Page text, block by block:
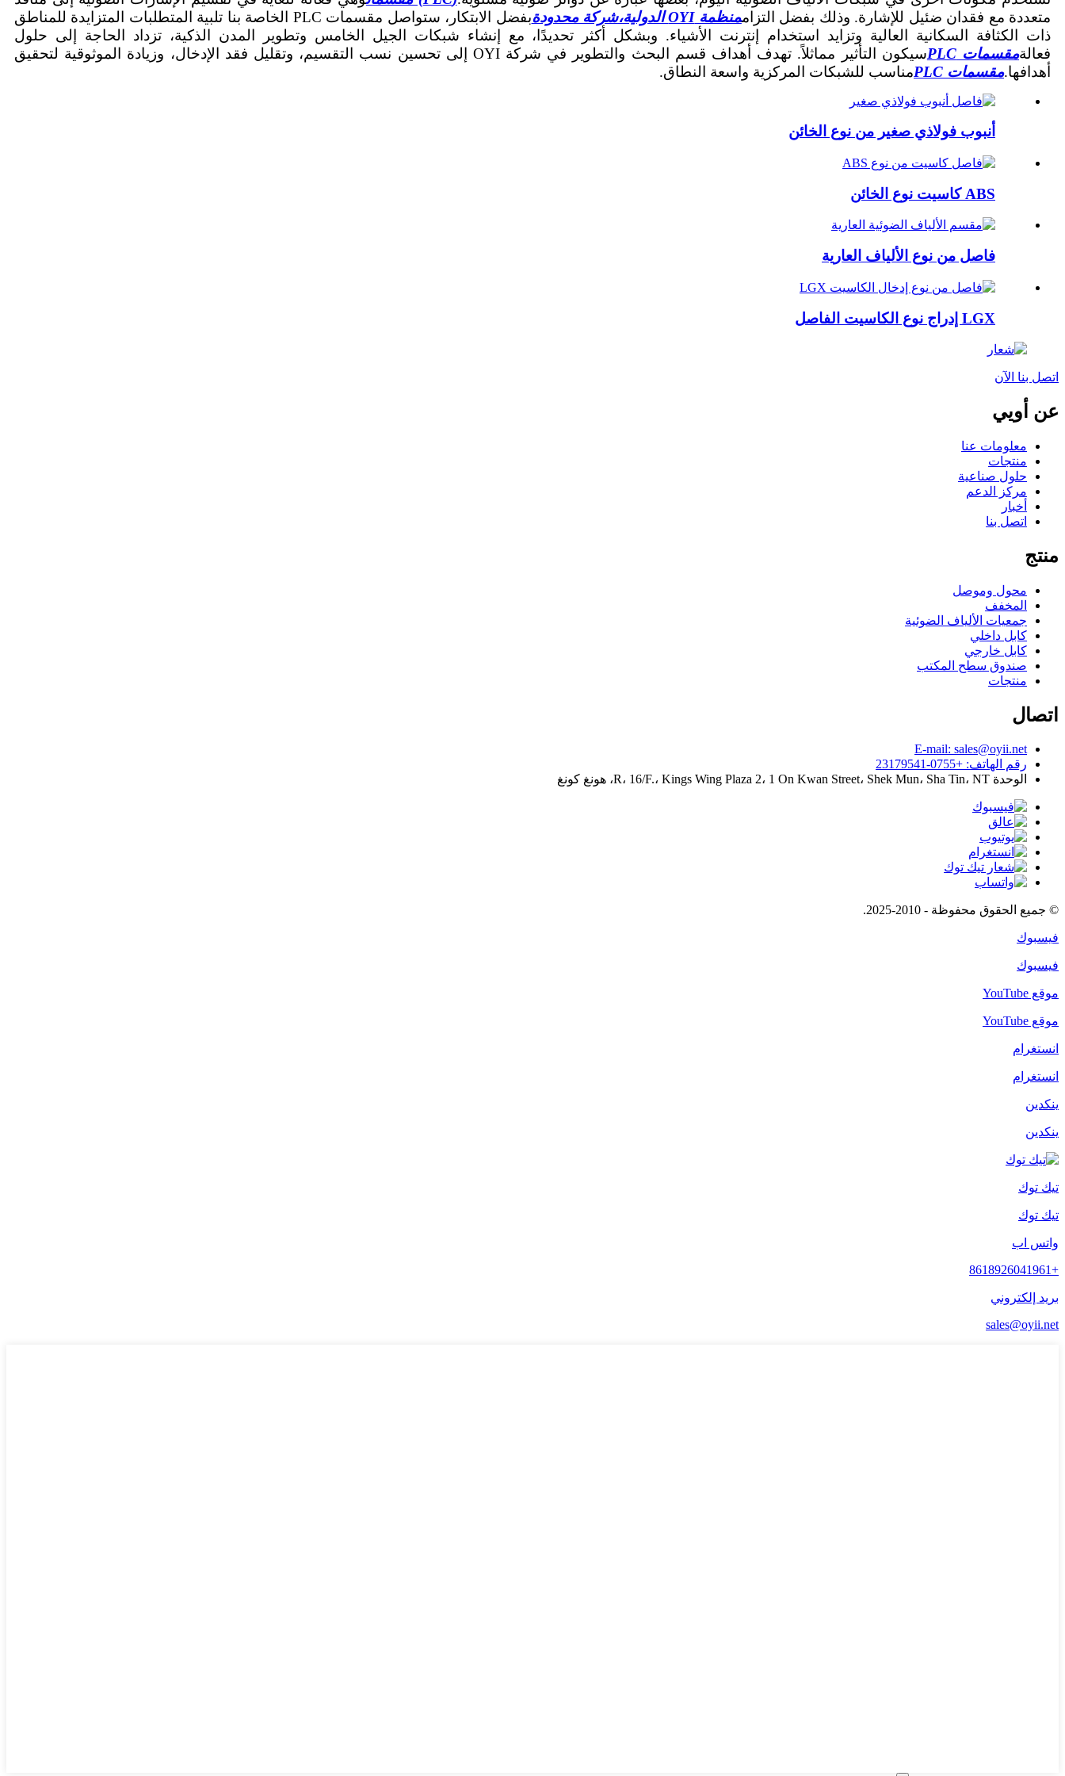
متعددة مع فقدان ضئيل للإشارة. وذلك بفضل التزاممنظمة OYI الدولية ،شركة محدودة
بفضل الابتكار، ستواصل مقسمات PLC الخاصة بنا تلبية المتطلبات المتزايدة للمناطق
ذات الكثافة السكانية العالية وتزايد استخدام إنترنت الأشياء. وبشكل أكثر تحديدًا، مع إنشاء شبكات الجيل الخامس وتطوير المدن الذكية، تزداد الحاجة إلى حلول
فعالةمقسمات PLC
سيكون التأثير مماثلاً. تهدف أهداف قسم البحث والتطوير في شركة OYI إلى تحسين نسب التقسيم، وتقليل فقد الإدخال، وزيادة الموثوقية لتحقيق
أهدافها.مقسمات PLC مناسب للشبكات المركزية واسعة النطاق.
أنبوب فولاذي صغير من نوع الخائن
ABS كاسيت نوع الخائن
فاصل من نوع الألياف العارية
LGX إدراج نوع الكاسيت الفاصل
اتصل بنا الآن
عن أويي
معلومات عنا
منتجات
حلول صناعية
مركز الدعم
أخبار
اتصل بنا
منتج
محول وموصل
المخفف
جمعيات الألياف الضوئية
كابل داخلي
كابل خارجي
صندوق سطح المكتب
منتجات
اتصال
E-mail: sales@oyii.net
رقم الهاتف: +0755-23179541
الوحدة R، 16/F.، Kings Wing Plaza 2، 1 On Kwan Street، Shek Mun، Sha Tin، NT، هونغ كونغ
© جميع الحقوق محفوظة - 2010-2025.
فيسبوك
فيسبوك
موقع YouTube
موقع YouTube
انستغرام
انستغرام
ينكدين
ينكدين
تيك توك
تيك توك
واتس اب
+8618926041961
بريد إلكتروني
sales@oyii.net